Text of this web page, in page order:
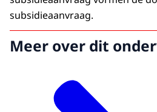
subsidieaanvraag.
Meer over dit